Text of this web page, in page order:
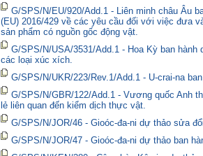
G/SPS/N/EU/920/Add.1 - Liên minh châu Âu
(EU) 2016/429 về các yêu cầu đối với việc đưa
sản phẩm có nguồn gốc động vật.
G/SPS/N/USA/3531/Add.1 - Hoa Kỳ ban
các loại xúc xích.
G/SPS/N/UKR/223/Rev.1/Add.1 - U-crai-na
G/SPS/N/GBR/122/Add.1 - Vương quốc Anh
lẻ liên quan đến kiểm dịch thực vật.
G/SPS/N/JOR/46 - Gioóc-đa-ni dự thảo sửa
G/SPS/N/JOR/47 - Gioóc-đa-ni dự thảo ban